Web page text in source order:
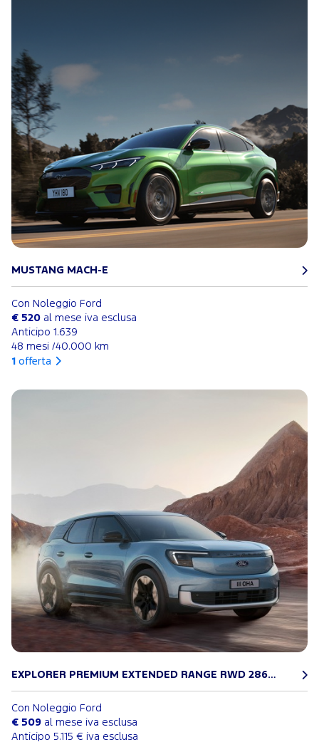
MUSTANG MACH-E
Con Noleggio Ford
€ 520 al mese iva esclusa
Anticipo 1.639
48 mesi /40.000 km
1 offerta
EXPLORER PREMIUM EXTENDED RANGE RWD 286CV
Con Noleggio Ford
€ 509 al mese iva esclusa
Anticipo 5.115 € iva esclusa